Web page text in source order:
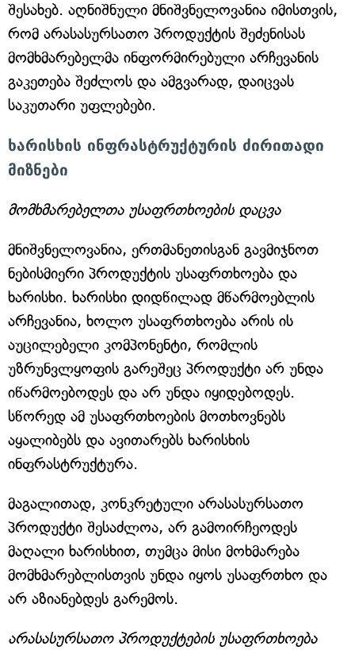
შესახებ. აღნიშნული მნიშვნელოვანია იმისთვის,
რომ არასასურსათო პროდუქტის შეძენისას
მომხმარებელმა ინფორმირებული არჩევანის
გაკეთება შეძლოს და ამგვარად, დაიცვას
საკუთარი უფლებები.
ხარისხის ინფრასტრუქტურის ძირითადი
მიზნები
მომხმარებელთა უსაფრთხოების დაცვა
მნიშვნელოვანია, ერთმანეთისგან გავმიჯნოთ
ნებისმიერი პროდუქტის უსაფრთხოება და
ხარისხი. ხარისხი დიდწილად მწარმოებლის
არჩევანია, ხოლო უსაფრთხოება არის ის
აუცილებელი კომპონენტი, რომლის
უზრუნვლყოფის გარეშეც პროდუქტი არ უნდა
იწარმოებოდეს და არ უნდა იყიდებოდეს.
სწორედ ამ უსაფრთხოების მოთხოვნებს
აყალიბებს და ავითარებს ხარისხის
ინფრასტრუქტურა.
მაგალითად, კონკრეტული არასასურსათო
პროდუქტი შესაძლოა, არ გამოირჩეოდეს
მაღალი ხარისხით, თუმცა მისი მოხმარება
მომხმარებლისთვის უნდა იყოს უსაფრთხო და
არ აზიანებდეს გარემოს.
არასასურსათო პროდუქტების უსაფრთხოება